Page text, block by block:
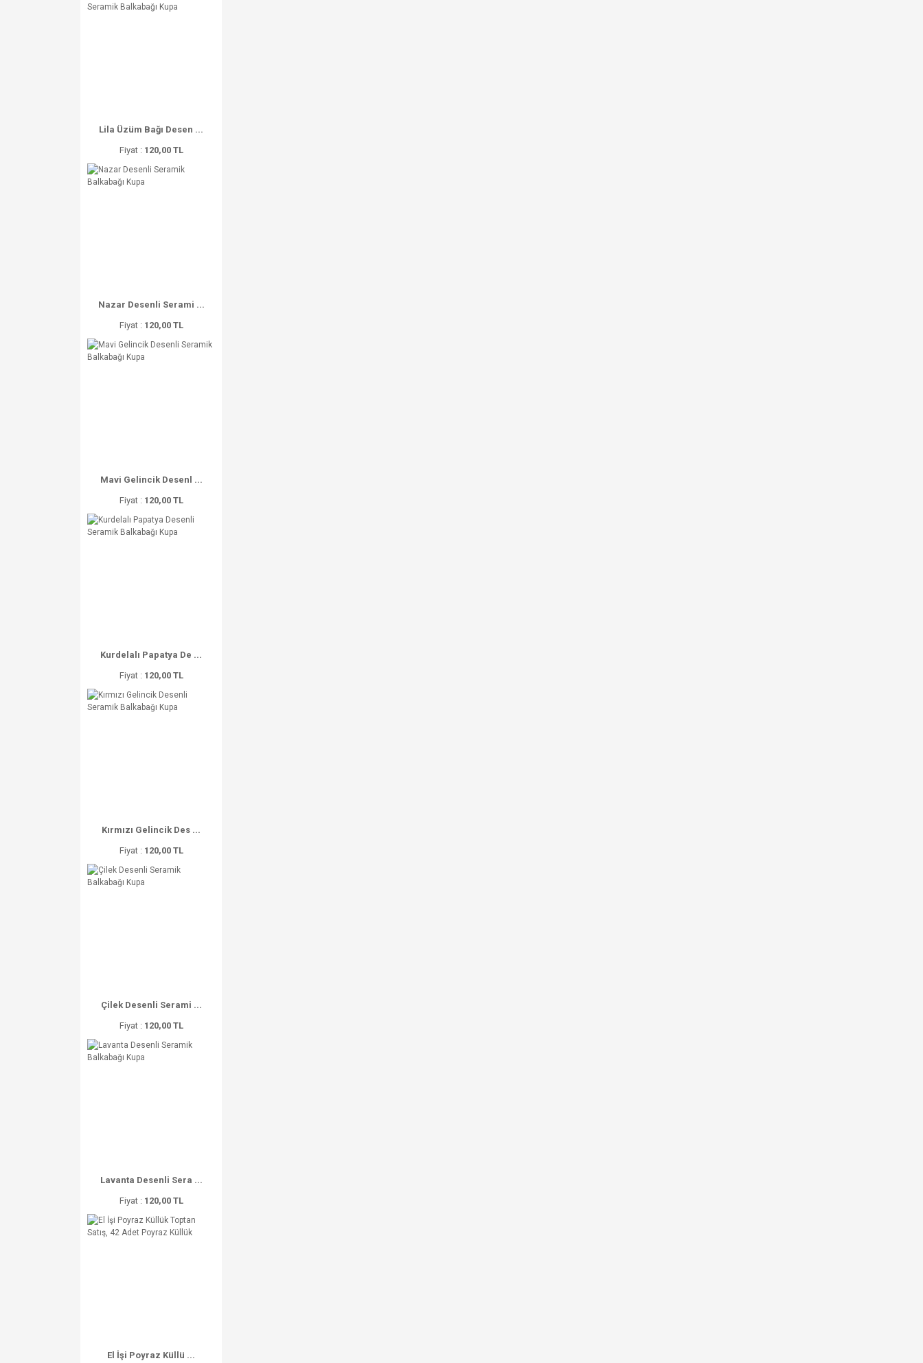
Lila Üzüm Bağı Desen ...
Fiyat : 120,00 TL
Nazar Desenli Serami ...
Fiyat : 120,00 TL
Mavi Gelincik Desenl ...
Fiyat : 120,00 TL
Kurdelalı Papatya De ...
Fiyat : 120,00 TL
Kırmızı Gelincik Des ...
Fiyat : 120,00 TL
Çilek Desenli Serami ...
Fiyat : 120,00 TL
Lavanta Desenli Sera ...
Fiyat : 120,00 TL
El İşi Poyraz Küllü ...